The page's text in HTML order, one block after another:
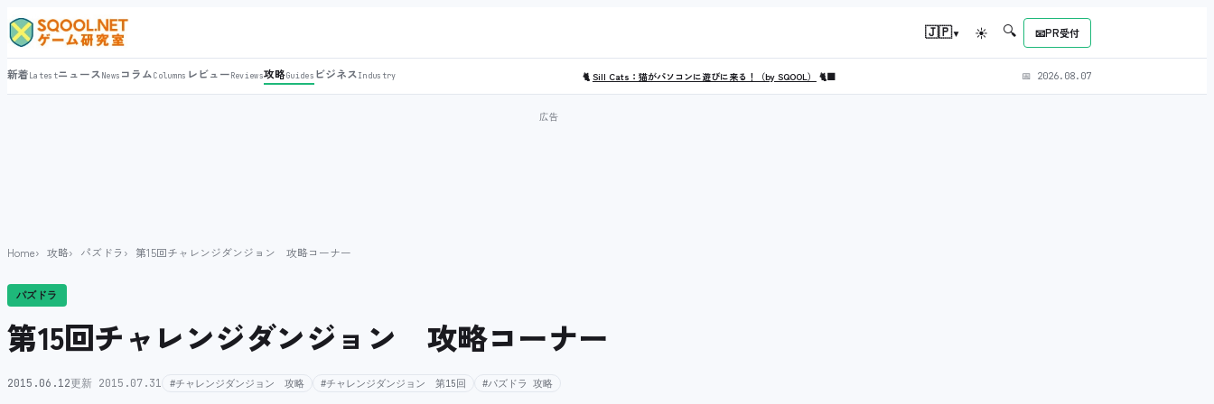
🇯🇵▾ ☀ 🔍 📧PR受付
新着LatestニュースNews コラムColumns レビューReviews攻略Guides ビジネスIndustry 🐈Sill Cats：猫がパソコンに遊びに来る！（by SQOOL） 🐈‍⬛ 📅 2026.08.07
Home 攻略 パズドラ 第15回チャレンジダンジョン 攻略コーナー
パズドラ
第15回チャレンジダンジョン 攻略コーナー
2015.06.12更新 2015.07.31 #チャレンジダンジョン 攻略 #チャレンジダンジョン 第15回 #パズドラ 攻略